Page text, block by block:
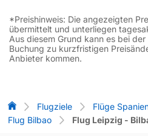
*Preishinweis: Die angezeigten
übermittelt und unterliegen
Aus diesem Grund kann es bei
Buchung zu kurzfristigen
Anbieter kommen.
Flug-Vergleich
Flugziele Flüge
Flug Bilbao
Flug Leipzig -